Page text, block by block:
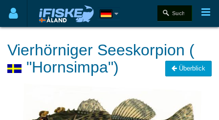
Vierhörniger Seeskorpion (
"Hornsimpa")
Überblick